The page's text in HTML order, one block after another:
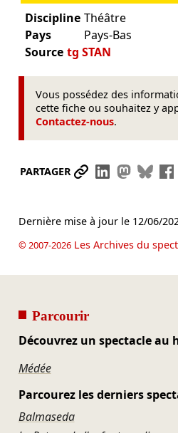
Discipline Théâtre
Pays
Pays-Bas
Source tg STAN
Vous possédez des
cette fiche ou souhaitez y
Contactez-nous.
PARTAGER Partager le lien
Partager
Dernière mise à jour le 12/06/
© 2007-2026Les Archives du
Parcourir
Découvrez un spectacle au
Médée
Parcourez les derniers
Balmaseda